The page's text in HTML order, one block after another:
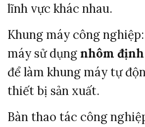
lĩnh vực khác nhau.
Khung máy công nghiệp:
máy sử dụng nhôm
để làm khung máy tự
thiết bị sản xuất.
Bàn thao tác công